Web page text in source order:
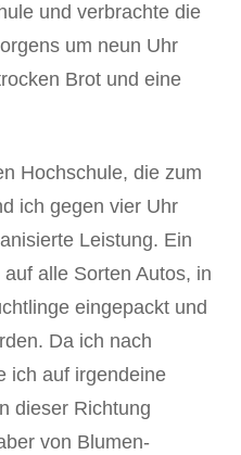
und verbrachte die
um neun Uhr
Brot und eine
Hochschule, die zum
ich gegen vier Uhr
Leistung. Ein
alle Sorten Autos, in
eingepackt und
Da ich nach
ich auf irgendeine
dieser Richtung
von Blumen-